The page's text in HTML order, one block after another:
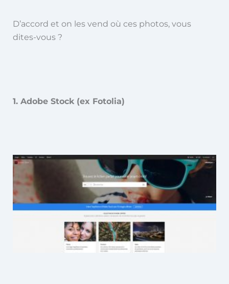
D’accord et on les vend où ces photos, vous
dites-vous ?
1. Adobe Stock (ex Fotolia)